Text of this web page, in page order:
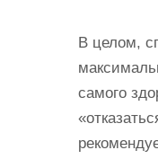
В целом,
самого